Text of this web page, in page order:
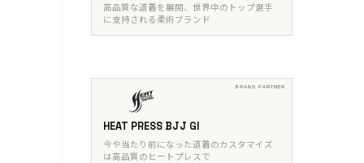
高品質な道着を展開、世界中のトップ選手
に支持される柔術ブランド
HEAT PRESS BJJ GI
今や当たり前になった道着のカスタマイズ
は高品質のヒートプレスで